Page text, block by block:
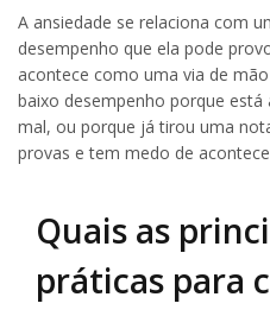
A ansiedade se relaciona com
desempenho que ela pode
acontece como uma via de
baixo desempenho porque
mal, ou porque já tirou uma
provas e tem medo de
Quais as
práticas para